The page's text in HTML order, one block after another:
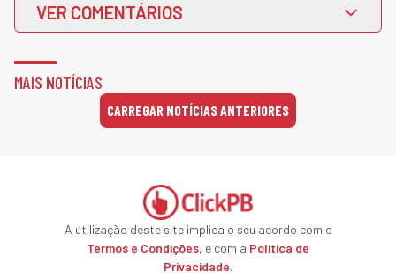
VER COMENTÁRIOS
MAIS NOTÍCIAS
CARREGAR NOTÍCIAS ANTERIORES
A utilização deste site implica o seu acordo com o
Termos e Condições, e com a Política de
Privacidade.